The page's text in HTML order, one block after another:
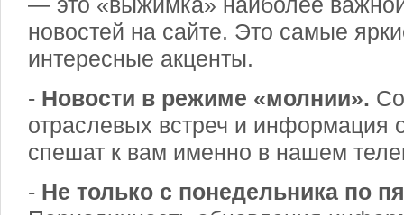
новостей на сайте. Это самые
интересные акценты.
- Новости в режиме «молнии».
отраслевых встреч и информация
спешат к вам именно в нашем
- Не только с понедельника по